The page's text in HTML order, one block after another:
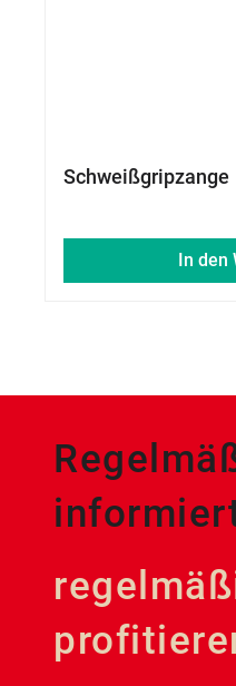
Schweißgripzange
In den